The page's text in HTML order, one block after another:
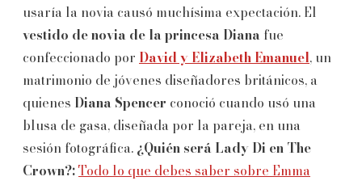
usaría la novia causó muchísima expectación. El
vestido de novia de la princesa Diana fue
confeccionado por David y Elizabeth Emanuel, un
matrimonio de jóvenes diseñadores británicos, a
quienes Diana Spencer conoció cuando usó una
blusa de gasa, diseñada por la pareja, en una
sesión fotográfica. ¿Quién será Lady Di en The
Crown?:Todo lo que debes saber sobre Emma